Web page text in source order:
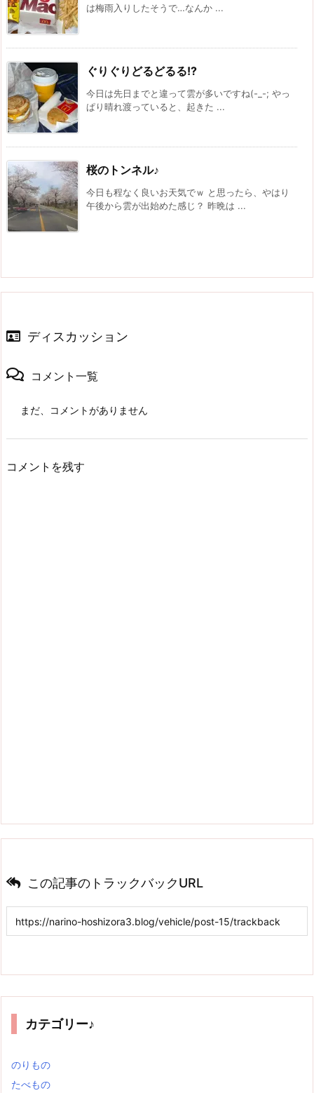
は梅雨入りしたそうで…なんか ...
ぐりぐりどるどるる!?
今日は先日までと違って雲が多いですね(-_-; やっ
ぱり晴れ渡っていると、起きた ...
桜のトンネル♪
今日も程なく良いお天気でｗ と思ったら、やはり
午後から雲が出始めた感じ？ 昨晩は ...
ディスカッション
コメント一覧
まだ、コメントがありません
コメントを残す
この記事のトラックバックURL
カテゴリー♪
のりもの
たべもの